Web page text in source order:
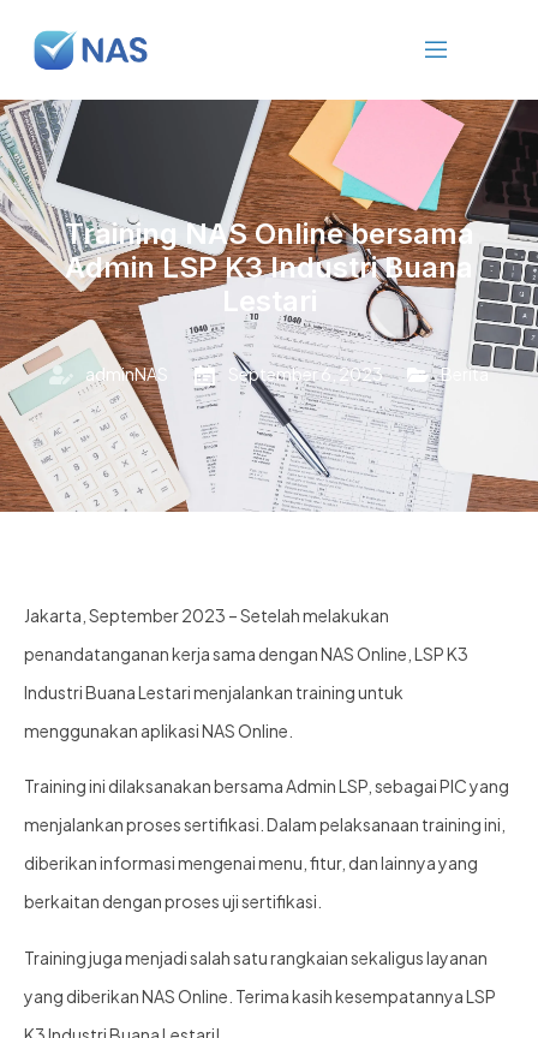
Training NAS Online bersama
Admin LSP K3 Industri Buana
adminNAS September 6, 2023 Berita
Jakarta, September 2023 – Setelah melakukan
penandatanganan kerja sama dengan NAS Online, LSP K3
Industri Buana Lestari menjalankan training untuk
menggunakan aplikasi NAS Online.
Training ini dilaksanakan bersama Admin LSP, sebagai PIC yang
menjalankan proses sertifikasi. Dalam pelaksanaan training ini,
diberikan informasi mengenai menu, fitur, dan lainnya yang
berkaitan dengan proses uji sertifikasi.
Training juga menjadi salah satu rangkaian sekaligus layanan
yang diberikan NAS Online. Terima kasih kesempatannya LSP